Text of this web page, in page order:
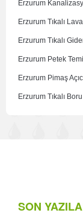
Erzurum
Erzurum Tıkalı
Erzurum Tıkalı
Erzurum Petek
Erzurum Pimaş
Erzurum Tıkalı
SON